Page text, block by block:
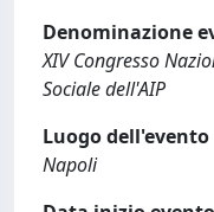
Denominazione
XIV Congresso
Sociale dell'AIP
Luogo dell'evento
Napoli